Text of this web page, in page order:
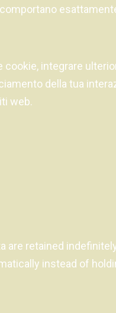
integrare
della tua
web.
are retained
instead of